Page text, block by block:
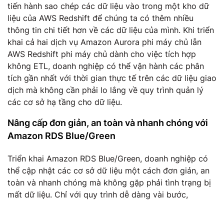
tiến hành sao chép các dữ liệu vào trong một kho dữ
liệu của AWS Redshift để chúng ta có thêm nhiều
thông tin chi tiết hơn về các dữ liệu của mình. Khi triển
khai cả hai dịch vụ Amazon Aurora phi máy chủ lẫn
AWS Redshift phi máy chủ dành cho việc tích hợp
không ETL, doanh nghiệp có thể vận hành các phân
tích gần nhất với thời gian thực tế trên các dữ liệu giao
dịch mà không cần phải lo lắng về quy trình quản lý
các cơ sở hạ tầng cho dữ liệu.
Nâng cấp đơn giản, an toàn và nhanh chóng với
Amazon RDS Blue/Green
Triển khai Amazon RDS Blue/Green, doanh nghiệp có
thể cập nhật các cơ sở dữ liệu một cách đơn giản, an
toàn và nhanh chóng mà không gặp phải tình trạng bị
mất dữ liệu. Chỉ với quy trình dễ dàng vài bước,